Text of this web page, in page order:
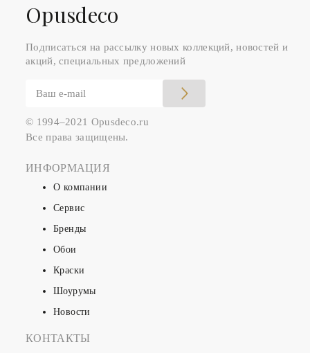
Оpusdeco
Подписаться на рассылку новых коллекций, новостей и
акций, специальных предложений
© 1994–2021 Opusdeco.ru
Все права защищены.
ИНФОРМАЦИЯ
О компании
Сервис
Бренды
Обои
Краски
Шоурумы
Новости
КОНТАКТЫ